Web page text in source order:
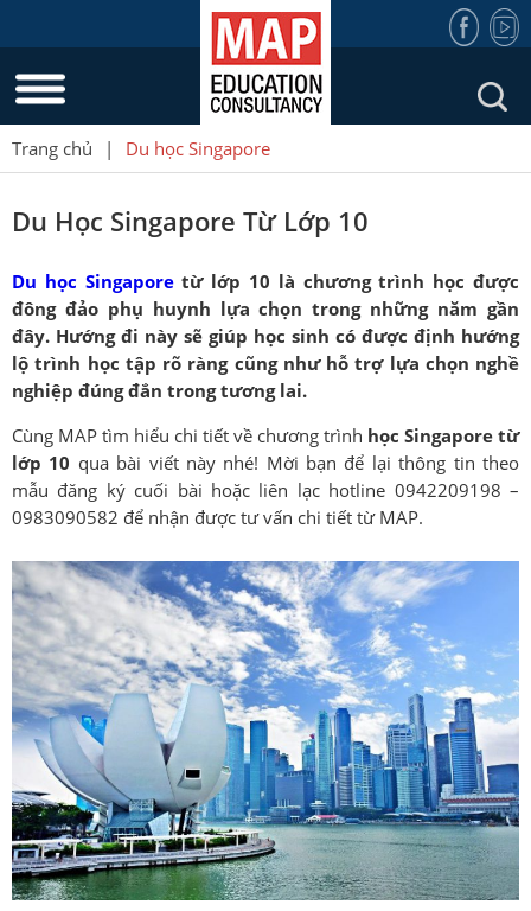
Trang chủ | Du học Singapore
Du Học Singapore Từ Lớp 10
Du học Singaporetừ lớp 10 là chương trình học được
đông đảo phụ huynh lựa chọn trong những năm gần
đây. Hướng đi này sẽ giúp học sinh có được định hướng
lộ trình học tập rõ ràng cũng như hỗ trợ lựa chọn nghề
nghiệp đúng đắn trong tương lai.
Cùng MAP tìm hiểu chi tiết về chương trình học Singapore từ
lớp 10 qua bài viết này nhé! Mời bạn để lại thông tin theo
mẫu đăng ký cuối bài hoặc liên lạc hotline 0942209198 –
0983090582 để nhận được tư vấn chi tiết từ MAP.